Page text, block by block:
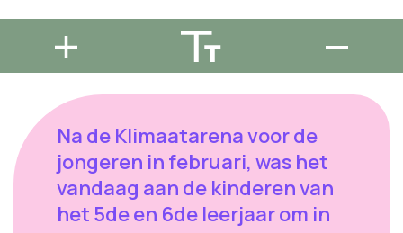
Na de Klimaatarena voor de
jongeren in februari, was het
vandaag aan de kinderen van
het 5de en 6de leerjaar om in